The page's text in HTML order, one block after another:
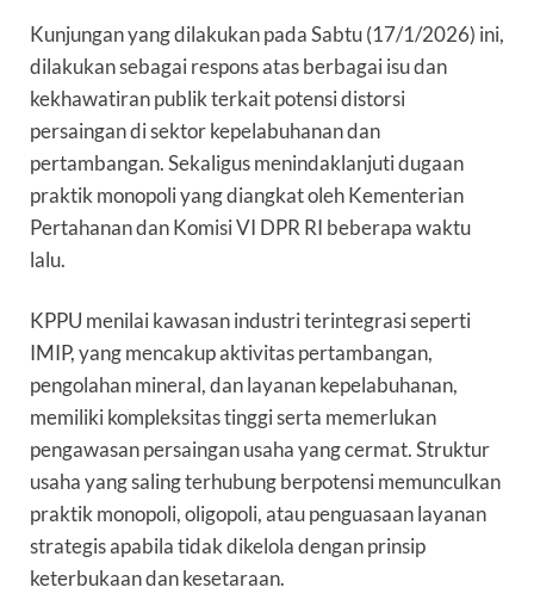
Kunjungan yang dilakukan pada Sabtu (17/1/2026) ini,
dilakukan sebagai respons atas berbagai isu dan
kekhawatiran publik terkait potensi distorsi
persaingan di sektor kepelabuhanan dan
pertambangan. Sekaligus menindaklanjuti dugaan
praktik monopoli yang diangkat oleh Kementerian
Pertahanan dan Komisi VI DPR RI beberapa waktu
lalu.
KPPU menilai kawasan industri terintegrasi seperti
IMIP, yang mencakup aktivitas pertambangan,
pengolahan mineral, dan layanan kepelabuhanan,
memiliki kompleksitas tinggi serta memerlukan
pengawasan persaingan usaha yang cermat. Struktur
usaha yang saling terhubung berpotensi memunculkan
praktik monopoli, oligopoli, atau penguasaan layanan
strategis apabila tidak dikelola dengan prinsip
keterbukaan dan kesetaraan.